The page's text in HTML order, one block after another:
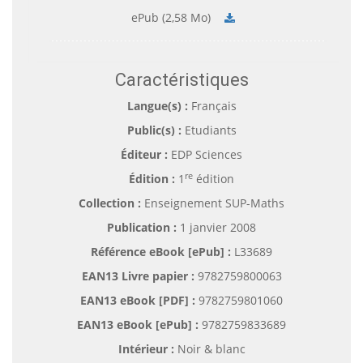
ePub (2,58 Mo)
Caractéristiques
Langue(s) : Français
Public(s) : Etudiants
Éditeur : EDP Sciences
Édition : 1 re édition
Collection : Enseignement SUP-Maths
Publication : 1 janvier 2008
Référence eBook [ePub] : L33689
EAN13 Livre papier : 9782759800063
EAN13 eBook [PDF] : 9782759801060
EAN13 eBook [ePub] : 9782759833689
Intérieur : Noir & blanc